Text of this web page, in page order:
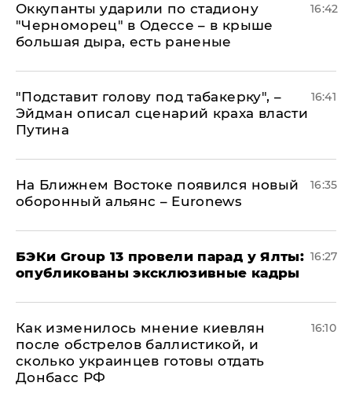
Оккупанты ударили по стадиону
"Черноморец" в Одессе – в крыше
большая дыра, есть раненые
16:42
​"Подставит голову под табакерку", –
Эйдман описал сценарий краха власти
Путина
16:41
На Ближнем Востоке появился новый
оборонный альянс – Euronews
16:35
​БЭКи Group 13 провели парад у Ялты:
опубликованы эксклюзивные кадры
16:27
Как изменилось мнение киевлян
после обстрелов баллистикой, и
сколько украинцев готовы отдать
Донбасс РФ
16:10